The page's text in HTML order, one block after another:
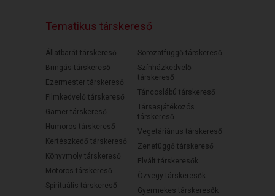
Tematikus társkereső
Állatbarát társkereső
Bringás társkereső
Ezermester társkereső
Filmkedvelő társkereső
Gamer társkereső
Humoros társkereső
Kertészkedő társkereső
Könyvmoly társkereső
Motoros társkereső
Spirituális társkereső
Sorozatfüggő társkereső
Színházkedvelő
társkereső
Táncoslábú társkereső
Társasjátékozós
társkereső
Vegetáriánus társkereső
Zenefüggő társkereső
Elvált társkeresők
Özvegy társkeresők
Gyermekes társkeresők